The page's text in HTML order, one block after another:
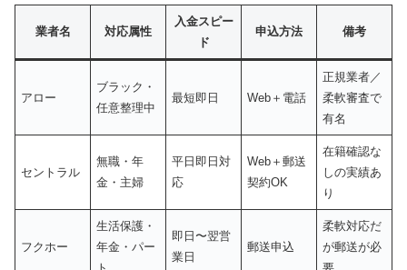
業者名 対応属性
入金スピー
ド
申込方法 備考
アロー
ブラック・
任意整理中
最短即日 Web＋電話
正規業者／
柔軟審査で
有名
セントラル
無職・年
金・主婦
平日即日対
応
Web＋郵送
契約OK
在籍確認な
しの実績あ
り
フクホー
生活保護・
年金・パー
即日〜翌営
業日
郵送申込
柔軟対応だ
が郵送が必